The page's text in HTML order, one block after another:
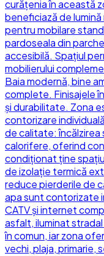
curățenia în această
beneficiază de
pentru mobilare
pardoseala din
accesibilă. Spațiul
mobilierului
Baia modernă, bine
complete. Finisajele
și durabilitate. Zona
contorizare
de calitate: încălzirea
calorifere, oferind
condiționat ține
de izolație termică
reduce pierderile de
apa sunt contorizate
CATV și internet
asfalt, iluminat
în comun, iar zona
vechi, plaja, primarie,